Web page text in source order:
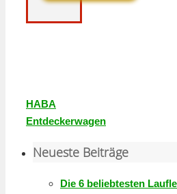
HABA
Entdeckerwagen
Neueste Beiträge
Die 6 beliebtesten